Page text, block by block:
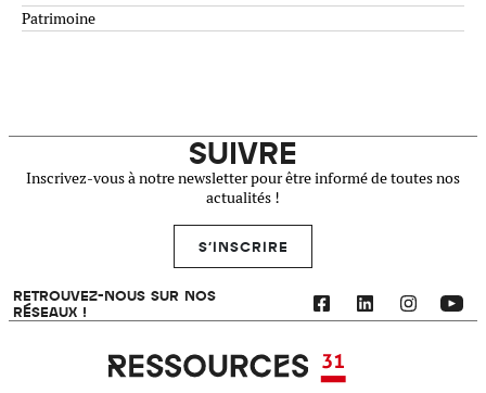
Patrimoine
SUIVRE
Inscrivez-vous à notre newsletter pour être informé de toutes nos
actualités !
S'INSCRIRE
RETROUVEZ-NOUS SUR NOS
RÉSEAUX !
Ressources 31